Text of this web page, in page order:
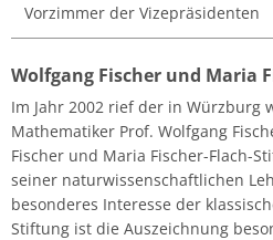
Vorzimmer der Vizepräsidenten
Wolfgang Fischer und Maria
Im Jahr 2002 rief der in Würzburg
Mathematiker Prof. Wolfgang
Fischer und Maria Fischer-Flach-
seiner naturwissenschaftlichen
besonderes Interesse der
Stiftung ist die Auszeichnung
Violine
Violoncello
Künstlerisch-pädagogische
Masterstudiengänge
Liedgestaltung
Musiktheaterkorrepetition
Rosemarie Schneider
Ilse Singer
Gertrud Then
Beratungs- und Meldeformular
Fachgruppe Instrumental-/
EMP
Fachgruppe
Musikwissenschaft/